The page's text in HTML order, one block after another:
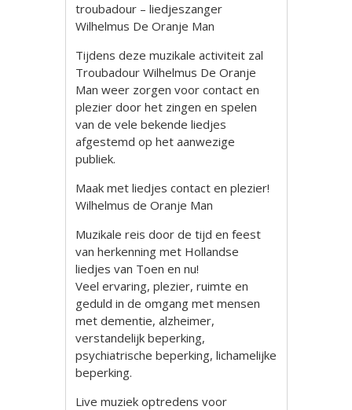
troubadour – liedjeszanger
Wilhelmus De Oranje Man
Tijdens deze muzikale activiteit zal
Troubadour Wilhelmus De Oranje
Man weer zorgen voor contact en
plezier door het zingen en spelen
van de vele bekende liedjes
afgestemd op het aanwezige
publiek.
Maak met liedjes contact en plezier!
Wilhelmus de Oranje Man
Muzikale reis door de tijd en feest
van herkenning met Hollandse
liedjes van Toen en nu!
Veel ervaring, plezier, ruimte en
geduld in de omgang met mensen
met dementie, alzheimer,
verstandelijk beperking,
psychiatrische beperking, lichamelijke
beperking.
Live muziek optredens voor